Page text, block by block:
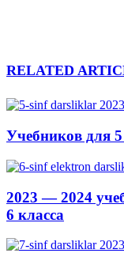
RELATED
Учебников для
2023 — 2024
6 класса